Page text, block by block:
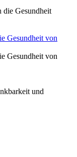
Gesundheit von
Gesundheit von
und